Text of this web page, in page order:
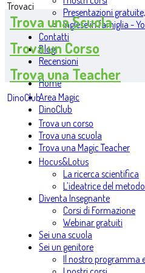
Presentazioni
Inglese in famiglia -
Contatti
Blog
Recensioni
Home
Area Magic
DinoClub
Trova un corso
Trova una scuola
Trova una Magic Teacher
Hocus&Lotus
La ricerca scientifica
L’ideatrice del
Diventa Insegnante
Corsi di Formazione
Webinar gratuiti
Sei una scuola
Sei un genitore
Il nostro programma
Trovaci
Trova una Scuola
Trova un Corso
Trova una Teacher
DinoClub